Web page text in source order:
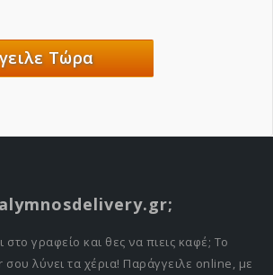
Τώρα
στο γραφείο και θες να πιεις καφέ; Το
λύνει τα χέρια! Παράγγειλε online, με